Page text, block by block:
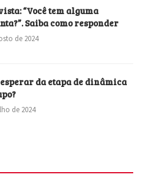
“Você tem alguma
Saiba como responder
de 2024
esperar da etapa de dinâmica
de 2024